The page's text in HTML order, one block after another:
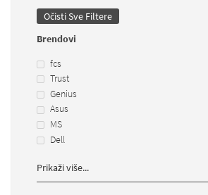
Očisti Sve Filtere
Brendovi
fcs
Trust
Genius
Asus
MS
Dell
Prikaži više...